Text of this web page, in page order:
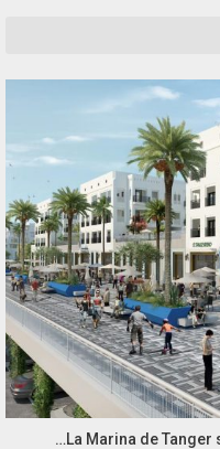
La Marina de Tanger